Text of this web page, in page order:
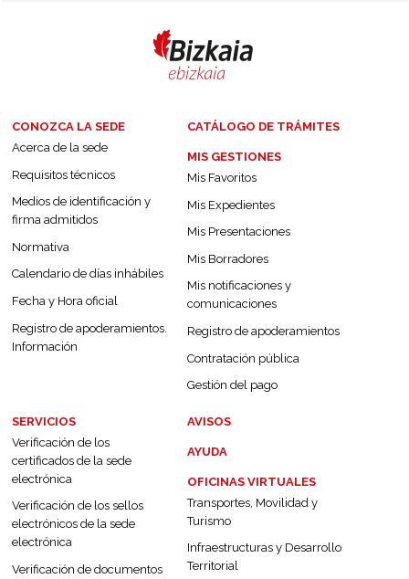
CONOZCA LA SEDE
Acerca de la sede
Requisitos técnicos
Medios de identificación y
firma admitidos
Normativa
Calendario de días inhábiles
Fecha y Hora oficial
Registro de apoderamientos.
Información
CATÁLOGO DE TRÁMITES
MIS GESTIONES
Mis Favoritos
Mis Expedientes
Mis Presentaciones
Mis Borradores
Mis notificaciones y
comunicaciones
Registro de apoderamientos
Contratación pública
Gestión del pago
SERVICIOS
Verificación de los
certificados de la sede
electrónica
Verificación de los sellos
electrónicos de la sede
electrónica
Verificación de documentos
AVISOS
AYUDA
OFICINAS VIRTUALES
Transportes, Movilidad y
Turismo
Infraestructuras y Desarrollo
Territorial